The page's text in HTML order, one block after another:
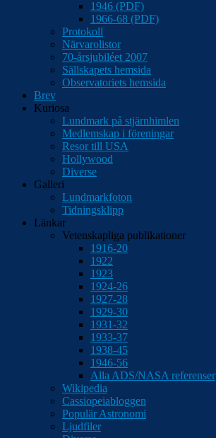
1946 (PDF)
1966-68 (PDF)
Protokoll
Närvarolistor
70-årsjubiléet 2007
Sällskapets hemsida
Observatoriets hemsida
Brev
Kuriosa
Lundmark på stjärnhimlen
Medlemskap i föreningar
Resor till USA
Hollywood
Diverse
Galleri
Lundmarkfoton
Tidningsklipp
Länkar
Vetenskapliga publikationer
1916-20
1922
1923
1924-26
1927-28
1929-30
1931-32
1933-37
1938-45
1946-56
Alla ADS/NASA referenser
Wikipedia
Cassiopeiabloggen
Populär Astronomi
Ljudfiler